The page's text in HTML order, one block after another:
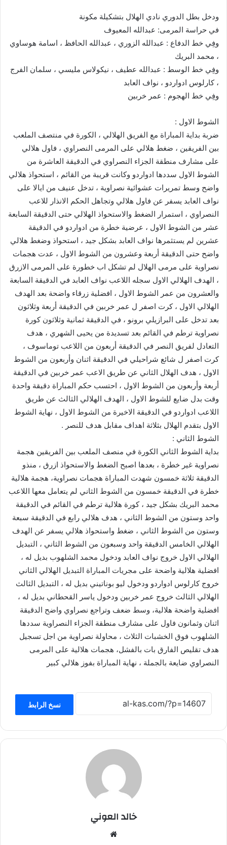
ودخل بطل الدوري نادي الهلال بتشكيلة مكونة
في حراسة المرمى: عبدالله المعيوف
وفِي خط الدفاع : عبدالله الزوري ، عبدالله الحافظ ، اسامة هوساوي
، محمد البريك
وفِي خط الوسط : عبدالله عطيف ، نيكولاس مليسي ، سلمان الفرج
، كارلوس ادواردو ، نواف العابد
وفِي خط الهجوم : عمر خربين
الشوط الاول :
ضربة بداية المباراة مع الفريق الهلالي ، الكورة في منتصف الملعب
بين الفريقين ، ضغط هلالي على المرمى النصراوي ، فاول هلالي
على مشارف منطقة الجزاء النصراوي في الدقيقة العاشرة من
الشوط الاول سددها ادواردو وكانت قريبة من القائم ، استحواذ هلالي
واضح وسط تمريرات عشوائية نصراوية ، تدخل عنيف من ايالا على
نواف العابد يسفر عن فاول هلالي وتجاهل الحكم الانذار للاعب
النصراوي ، استمرار الضغط والاستحواذ الهلالي حتى الدقيقة السابعة
عشر من الشوط الاول ، عرضية خطرة من ادواردو في الدقيقة
عشرين لم يستثمرها نواف العابد بشكل جيد ، استحواذ وضغط هلالي
واضح حتى الدقيقة أربعة وعشرون من الشوط الاول ، عدت هجمات
نصراوية على مرمى الهلال لم تشكل اب خطورة على المرمى الازرق
، الهدف الهلالي الاول سجله اللاعب نواف العابد في الدقيقة السابعة
والعشرون من عمر الشوط الاول ، افضلية زرقاء واضحة بعد الهدف
الهلالي الاول ، كرت اصفر ل عمر خربين في الدقيقة أربعة وثلاثون
بعد تدخل على البرازيلي برونو ، في الدقيقة ثمانية وثلاثون كورة
نصراوية ترطم في القائم بعد تسديدة من يحيى الشهري ، هدف
التعادل لفريق النصر في الدقيقة أربعون من اللاعب توماسوف ،
كرت اصفر ل شائع شراحيلي في الدقيقة اثنان وأربعون من الشوط
الاول ، هدف الهلال الثاني عن طريق الاعب عمر خربين في الدقيقة
أربعة وأربعون من الشوط الاول ، احتسب حكم المباراة دقيقة واحدة
وقت بدل ضايع للشوط الاول ، الهدف الهلالي الثالث عن طريق
اللاعب ادواردو في الدقيقة الاخيرة من الشوط الاول ، نهاية الشوط
الاول بتقدم الهلال بثلاثة اهداف مقابل هدف للنصر .
الشوط الثاني :
بداية الشوط الثاني الكورة في منصف الملعب بين الفريقين هجمة
نصراوية غير خطرة ، بعدها اصبح الضغط والاستحواذ ازرق ، منذو
الدقيقة ثلاثة خمسون شهدت المباراة هجمات نصراوية، هجمة هلالية
خطرة في الدقيقة خمسون من الشوط الثاني لم يتعامل معها اللاعب
محمد البريك بشكل جيد ، كورة هلالية ترطم في القائم في الدقيقة
واحد وستون من الشوط الثاني ، هدف هلالي رابع في الدقيقة سبعة
وستون من الشوط الثاني ، ضغط واستحواذ هلالي يسفر عن الهدف
الهلالي الخامس الدقيقة واحد وسبعون من الشوط الثاني ، التبديل
الهلالي الاول خروج نواف العابد ودخول محمد الشلهوب بديل له ،
افضلية هلالية واضحة على مجريات المباراة التبديل الهلالي الثاني
خروج كارلوس ادواردو ودخول ليو بوناتيني بديل له ، التبديل الثالث
الهلالي الثالث خروج عمر خربين ودخول ياسر القحطاني بديل له ،
افضلية واضحة هلالية، وسط ضعف وتراجع نصراوي واضح الدقيقة
اثنان وثمانون فاول على مشارف منطقة الجزاء النصراوية سددها
الشلهوب فوق الخشبات الثلاث ، محاولة نصراوية من اجل تسجيل
هدف تقليص الفارق بات بالفشل، هجمات هلالية على المرمى
النصراوي ضايعة بالجملة ، نهاية المباراة بفوز هلالي كبير
نسخ الرابط
خالد العوني